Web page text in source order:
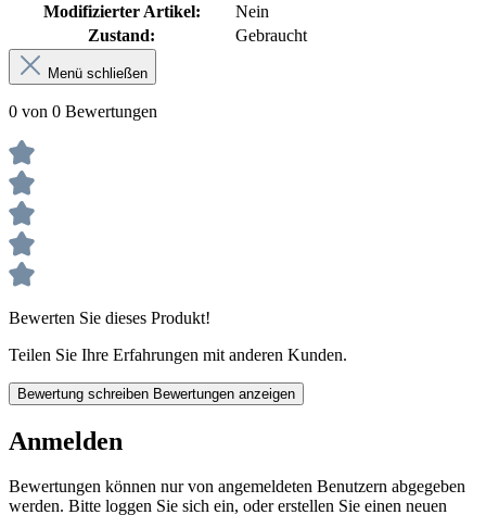
Modifizierter Artikel:
Nein
Zustand:
Gebraucht
Menü schließen
0 von 0 Bewertungen
Bewerten Sie dieses Produkt!
Teilen Sie Ihre Erfahrungen mit anderen Kunden.
Bewertung schreiben Bewertungen anzeigen
Anmelden
Bewertungen können nur von angemeldeten Benutzern abgegeben
werden. Bitte loggen Sie sich ein, oder erstellen Sie einen neuen